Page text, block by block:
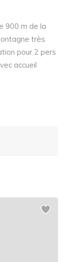
900 m de la
très
pour 2 pers
accueil